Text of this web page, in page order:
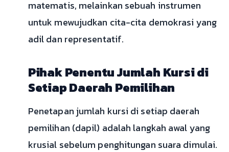
matematis, melainkan sebuah instrumen
untuk mewujudkan cita-cita demokrasi yang
adil dan representatif.
Pihak Penentu Jumlah Kursi di
Setiap Daerah Pemilihan
Penetapan jumlah kursi di setiap daerah
pemilihan (dapil) adalah langkah awal yang
krusial sebelum penghitungan suara dimulai.